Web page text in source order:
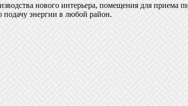
нового интерьера, помещения для приема
подачу энергии в любой район.